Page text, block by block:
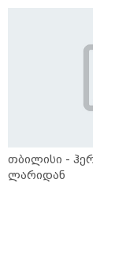
თბილისი -
ლარიდან